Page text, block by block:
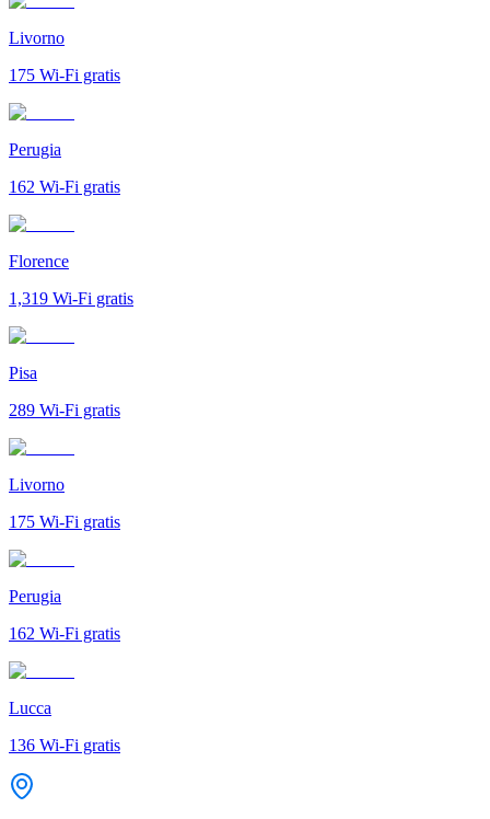
Livorno
175 Wi-Fi gratis
Perugia
162 Wi-Fi gratis
Florence
1,319 Wi-Fi gratis
Pisa
289 Wi-Fi gratis
Livorno
175 Wi-Fi gratis
Perugia
162 Wi-Fi gratis
Lucca
136 Wi-Fi gratis